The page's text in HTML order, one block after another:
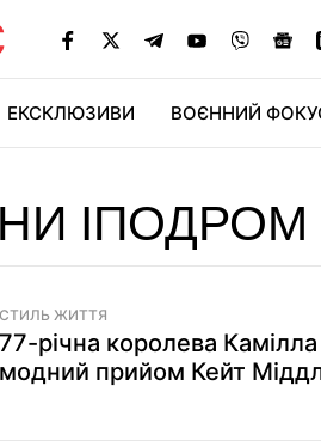
ЕКСКЛЮЗИВИ ВОЄННИЙ
ІПОДРОМ
СТИЛЬ ЖИТТЯ
77-річна королева
модний прийом Кейт